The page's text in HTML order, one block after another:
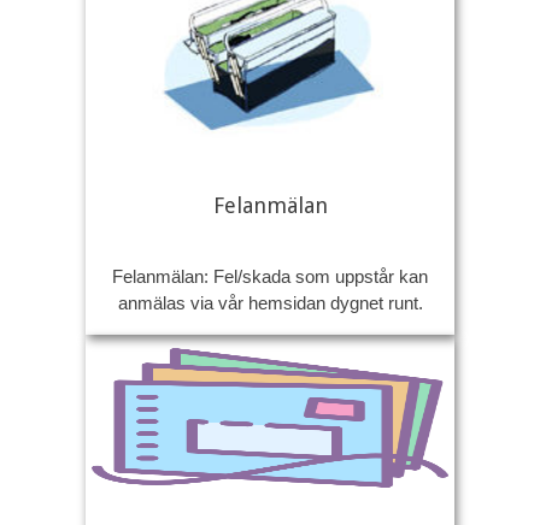
Felanmälan
Felanmälan: Fel/skada som uppstår kan
anmälas via vår hemsidan dygnet runt.